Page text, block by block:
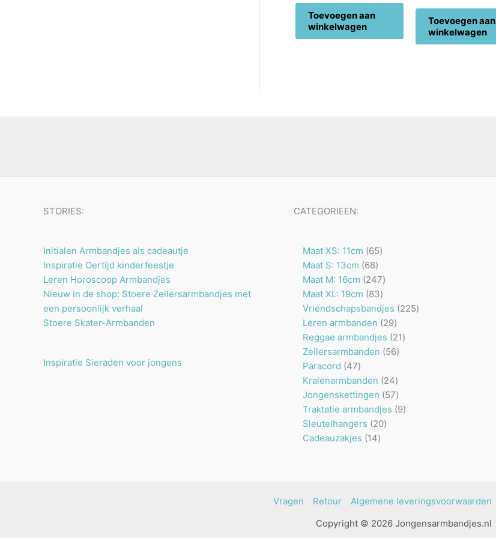
Toevoegen aan
winkelwagen
Toevoegen aan
winkelwagen
STORIES:
Initialen Armbandjes als cadeautje
Inspiratie Oertijd kinderfeestje
Leren Horoscoop Armbandjes
Nieuw in de shop: Stoere Zeilersarmbandjes met
een persoonlijk verhaal
Stoere Skater-Armbanden
Inspiratie Sieraden voor jongens
CATEGORIEEN:
Maat XS: 11cm 6565
Maat S: 13cm 6868
producten
Maat M: 16cm 247247
producten
Maat XL: 19cm 8383
producten
Vriendschapsbandjes 225225
Leren armbanden 2929
producten
Reggae armbandjes 2121
Zeilersarmbanden 5656
Paracord 4747
producten
Kralenarmbanden 2424
producten
Jongenskettingen 5757
producten
Traktatie armbandjes 99
Sleutelhangers 2020
Cadeauzakjes 1414
Vragen Retour Algemene leveringsvoorwaarden
Copyright © 2026 Jongensarmbandjes.nl